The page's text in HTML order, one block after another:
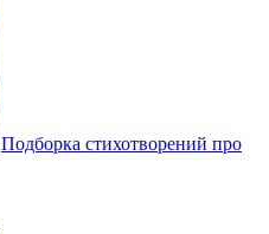
Подборка стихотворений про